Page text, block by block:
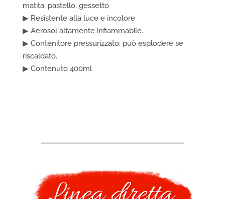
matita, pastello, gessetto
▶ Resistente alla luce e incolore
▶ Aerosol altamente infiammabile.
▶ Contenitore pressurizzato: può esplodere se
riscaldato.
▶ Contenuto 400ml